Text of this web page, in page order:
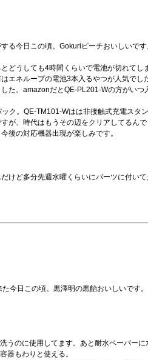
る今日この頃。Gokuriピーチおいしいです
どうしても4時間くらいで電池が切れて
エネループの電池3本入るやつが人気で
た。amazonだとQE-PL201-Wの方がいつ
ク。QE-TM101-Wはは非接触式充電スタ
が、時代はもうその辺をクリアしてるんで
後の対応機器出現が楽しみです。
けど多分先週水曜くらいにパーツに付い
今日この頃。黒澤明の黒飴おいしいです。
のに使用してます。あと耐水ペーパーに
もわりと使える。